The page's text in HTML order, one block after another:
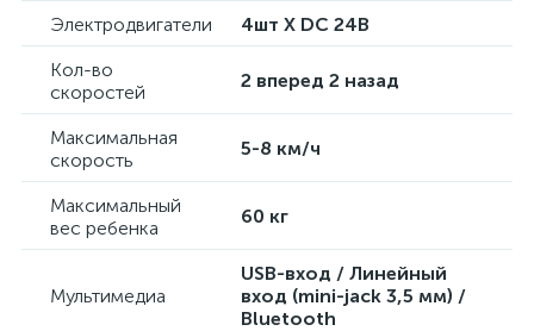
Электродвигатели
4шт X DC 24В
Кол-во
скоростей
2 вперед 2 назад
Максимальная
скорость
5-8 км/ч
Максимальный
вес ребенка
60 кг
Мультимедиа
USB-вход / Линейный
вход (mini-jack 3,5 мм) /
Bluetooth